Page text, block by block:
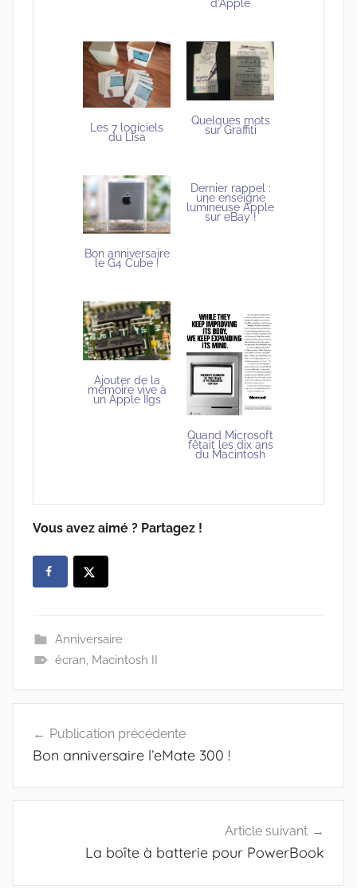
d'Apple
Les 7 logiciels
du Lisa
Quelques mots
sur Graffiti
Bon anniversaire
le G4 Cube !
Dernier rappel :
une enseigne
lumineuse Apple
sur eBay !
Ajouter de la
mémoire vive à
un Apple IIgs
Quand Microsoft
fêtait les dix ans
du Macintosh
Vous avez aimé ? Partagez !
Anniversaire
écran Macintosh II
de
Publication précédente
Bon anniversaire l’eMate 300 !
Article suivant
La boîte à batterie pour PowerBook